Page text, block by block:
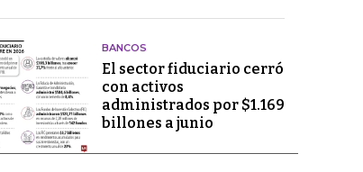
BANCOS
El sector fiduciario cerró
con activos
administrados por $1.169
billones a junio